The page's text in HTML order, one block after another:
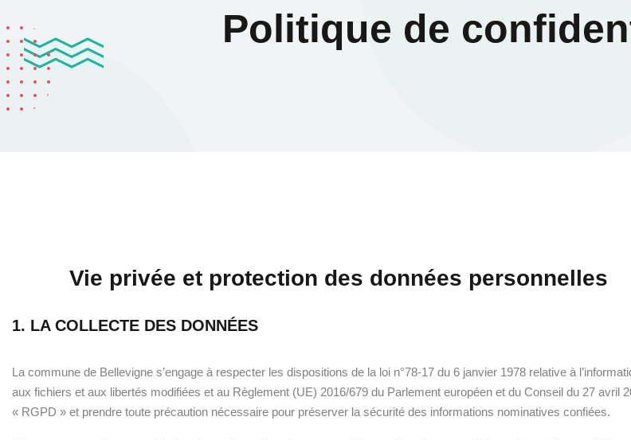
Politique de
Vie privée et protection des données personnelles
1. LA COLLECTE DES DONNÉES
La commune de Bellevigne s’engage à respecter les dispositions de la loi n°78-17 du 6 janvier 1978 relative à
aux fichiers et aux libertés modifiées et au Règlement (UE) 2016/679 du Parlement européen et du Conseil du 27 avril
« RGPD » et prendre toute précaution nécessaire pour préserver la sécurité des informations nominatives confiées.